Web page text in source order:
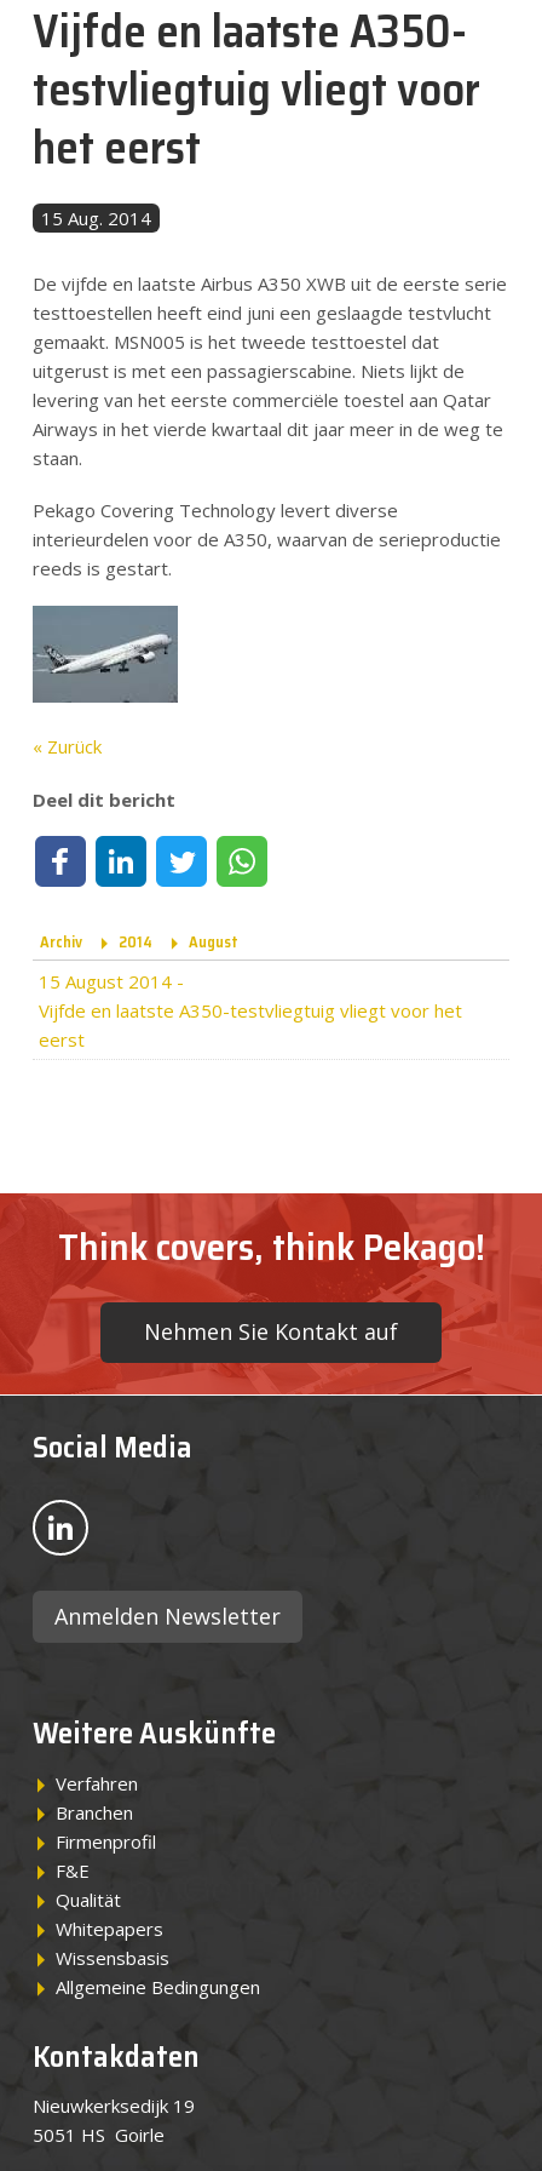
Nachrichten
Kontakt
Vijfde en laatste A350-
testvliegtuig vliegt voor
het eerst
15 Aug. 2014
De vijfde en laatste Airbus A350 XWB uit de eerste serie
testtoestellen heeft eind juni een geslaagde testvlucht
gemaakt. MSN005 is het tweede testtoestel dat
uitgerust is met een passagierscabine. Niets lijkt de
levering van het eerste commerciële toestel aan Qatar
Airways in het vierde kwartaal dit jaar meer in de weg te
staan.
Pekago Covering Technology levert diverse
interieurdelen voor de A350, waarvan de serieproductie
reeds is gestart.
« Zurück
Deel dit bericht
Deel op FacebookDeel op LinkedInDeel op TwitterDeel via WhatsApp
Archiv 2014 August
15 August 2014-
Vijfde en laatste A350-testvliegtuig vliegt voor het
eerst
Think covers, think Pekago!
Nehmen Sie Kontakt auf
Social Media
Bekijk ons op LinkedIn
Anmelden Newsletter
Weitere Auskünfte
Verfahren
Branchen
Firmenprofil
F&E
Qualität
Whitepapers
Wissensbasis
Allgemeine Bedingungen
Kontakdaten
Nieuwkerksedijk 19
5051 HS Goirle